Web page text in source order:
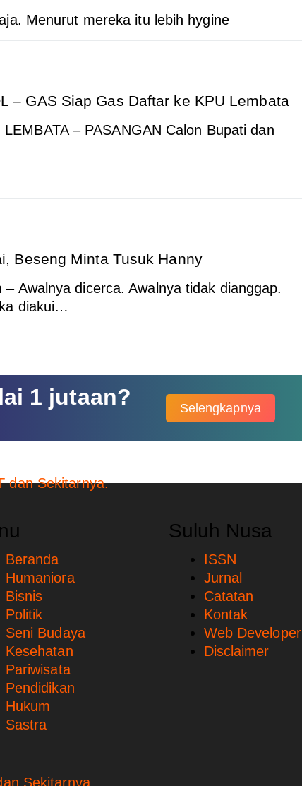
Menurut mereka itu lebih hygine
– GAS Siap Gas Daftar ke KPU Lembata
LEMBATA – PASANGAN Calon Bupati dan
Beseng Minta Tusuk Hanny
– Awalnya dicerca. Awalnya tidak dianggap.
diakui…
1 jutaan? Selengkapnya
Beranda
Humaniora
Bisnis
Politik
Seni Budaya
Kesehatan
Pariwisata
Pendidikan
Hukum
Sastra
Suluh Nusa
ISSN
Jurnal
Catatan
Kontak
Web Developer
Disclaimer
Sekitarnya.